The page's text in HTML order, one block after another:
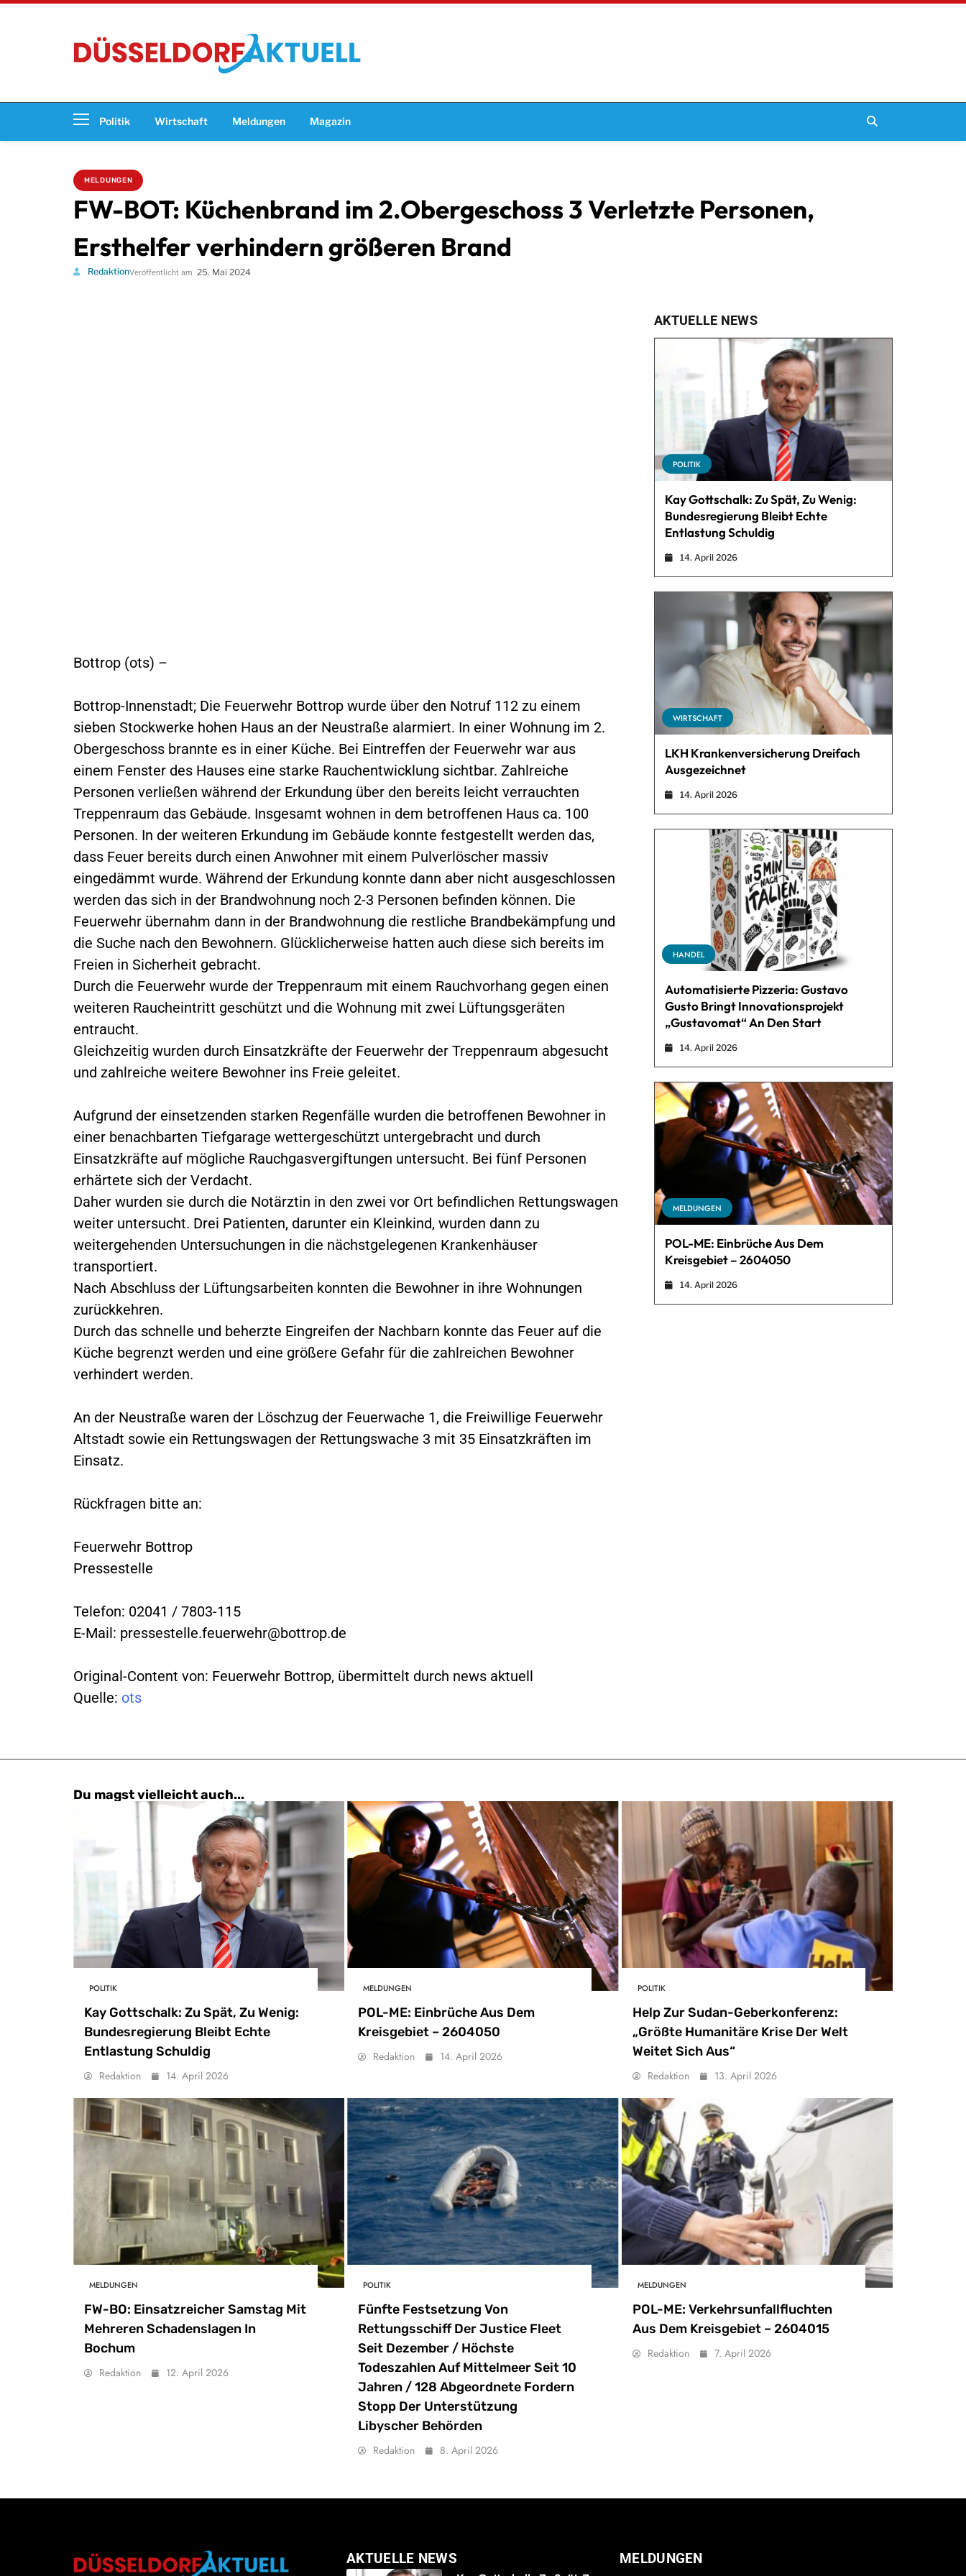
Politik Wirtschaft Meldungen Magazin
MELDUNGEN
FW-BOT: Küchenbrand im 2.Obergeschoss 3 Verletzte Personen,
Ersthelfer verhindern größeren Brand
RedaktionVeröffentlicht am 25. Mai 2024
Bottrop (ots) –
Bottrop-Innenstadt; Die Feuerwehr Bottrop wurde über den Notruf 112 zu einem
sieben Stockwerke hohen Haus an der Neustraße alarmiert. In einer Wohnung im 2.
Obergeschoss brannte es in einer Küche. Bei Eintreffen der Feuerwehr war aus
einem Fenster des Hauses eine starke Rauchentwicklung sichtbar. Zahlreiche
Personen verließen während der Erkundung über den bereits leicht verrauchten
Treppenraum das Gebäude. Insgesamt wohnen in dem betroffenen Haus ca. 100
Personen. In der weiteren Erkundung im Gebäude konnte festgestellt werden das,
dass Feuer bereits durch einen Anwohner mit einem Pulverlöscher massiv
eingedämmt wurde. Während der Erkundung konnte dann aber nicht ausgeschlossen
werden das sich in der Brandwohnung noch 2-3 Personen befinden können. Die
Feuerwehr übernahm dann in der Brandwohnung die restliche Brandbekämpfung und
die Suche nach den Bewohnern. Glücklicherweise hatten auch diese sich bereits im
Freien in Sicherheit gebracht.
Durch die Feuerwehr wurde der Treppenraum mit einem Rauchvorhang gegen einen
weiteren Raucheintritt geschützt und die Wohnung mit zwei Lüftungsgeräten
entraucht.
Gleichzeitig wurden durch Einsatzkräfte der Feuerwehr der Treppenraum abgesucht
und zahlreiche weitere Bewohner ins Freie geleitet.
Aufgrund der einsetzenden starken Regenfälle wurden die betroffenen Bewohner in
einer benachbarten Tiefgarage wettergeschützt untergebracht und durch
Einsatzkräfte auf mögliche Rauchgasvergiftungen untersucht. Bei fünf Personen
erhärtete sich der Verdacht.
Daher wurden sie durch die Notärztin in den zwei vor Ort befindlichen Rettungswagen
weiter untersucht. Drei Patienten, darunter ein Kleinkind, wurden dann zu
weitergehenden Untersuchungen in die nächstgelegenen Krankenhäuser
transportiert.
Nach Abschluss der Lüftungsarbeiten konnten die Bewohner in ihre Wohnungen
zurückkehren.
Durch das schnelle und beherzte Eingreifen der Nachbarn konnte das Feuer auf die
Küche begrenzt werden und eine größere Gefahr für die zahlreichen Bewohner
verhindert werden.
An der Neustraße waren der Löschzug der Feuerwache 1, die Freiwillige Feuerwehr
Altstadt sowie ein Rettungswagen der Rettungswache 3 mit 35 Einsatzkräften im
Einsatz.
Rückfragen bitte an:
Feuerwehr Bottrop
Pressestelle
Telefon: 02041 / 7803-115
E-Mail: pressestelle.feuerwehr@bottrop.de
Original-Content von: Feuerwehr Bottrop, übermittelt durch news aktuell
Quelle: ots
AKTUELLE NEWS
POLITIK
Kay Gottschalk: Zu Spät, Zu Wenig:
Bundesregierung Bleibt Echte
Entlastung Schuldig
14. April 2026
WIRTSCHAFT
LKH Krankenversicherung Dreifach
Ausgezeichnet
14. April 2026
HANDEL
Automatisierte Pizzeria: Gustavo
Gusto Bringt Innovationsprojekt
„Gustavomat“ An Den Start
14. April 2026
MELDUNGEN
POL-ME: Einbrüche Aus Dem
Kreisgebiet – 2604050
14. April 2026
Du magst vielleicht auch...
POLITIK
Kay Gottschalk: Zu Spät, Zu Wenig:
Bundesregierung Bleibt Echte
Entlastung Schuldig
Redaktion 14. April 2026
MELDUNGEN
POL-ME: Einbrüche Aus Dem
Kreisgebiet – 2604050
Redaktion 14. April 2026
POLITIK
Help Zur Sudan-Geberkonferenz:
„Größte Humanitäre Krise Der Welt
Weitet Sich Aus“
Redaktion 13. April 2026
MELDUNGEN
FW-BO: Einsatzreicher Samstag Mit
Mehreren Schadenslagen In
Bochum
Redaktion 12. April 2026
POLITIK
Fünfte Festsetzung Von
Rettungsschiff Der Justice Fleet
Seit Dezember / Höchste
Todeszahlen Auf Mittelmeer Seit 10
Jahren / 128 Abgeordnete Fordern
Stopp Der Unterstützung
Libyscher Behörden
Redaktion 8. April 2026
MELDUNGEN
POL-ME: Verkehrsunfallfluchten
Aus Dem Kreisgebiet – 2604015
Redaktion 7. April 2026
AKTUELLE NEWS MELDUNGEN